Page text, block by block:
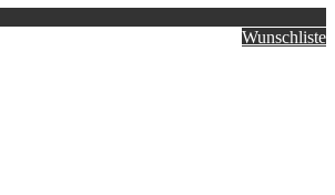
Wunschliste